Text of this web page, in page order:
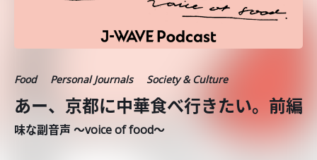
Food Personal Journals Society & Culture
あー、京都に中華食べ行きたい。前編
味な副音声 ～voice of food～